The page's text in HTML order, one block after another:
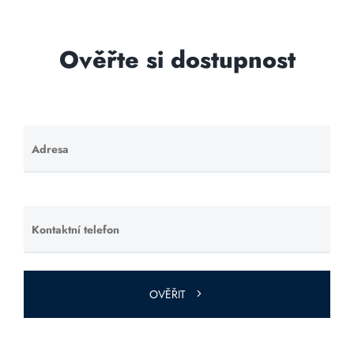
Ověřte si dostupnost
Adresa
Ponechte
toto pole
Kontaktní telefon
Ponechte
toto pole
prázdné.
OVĚŘIT